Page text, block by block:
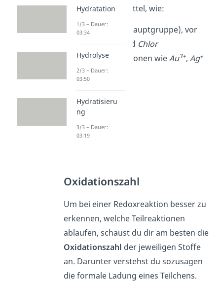
gute Oxidationsmittel, wie:
Halogene
(7. Hauptgruppe),vor
und Chlor
Edelmetall-Kationen wieAu3+,Ag+
Oxidationszahl
Um bei einer Redoxreaktion besser zu
erkennen, welche Teilreaktionen
ablaufen, schaust du dir am besten die
Oxidationszahl der jeweiligen Stoffe
an. Darunter verstehst du sozusagen
die formale Ladung eines Teilchens.
Hydratation
1/3 – Dauer:
03:34
Hydrolyse
2/3 – Dauer:
03:50
Hydratisieru
ng
3/3 – Dauer:
03:19